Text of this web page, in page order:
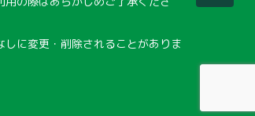
に変更・削除されることがありま